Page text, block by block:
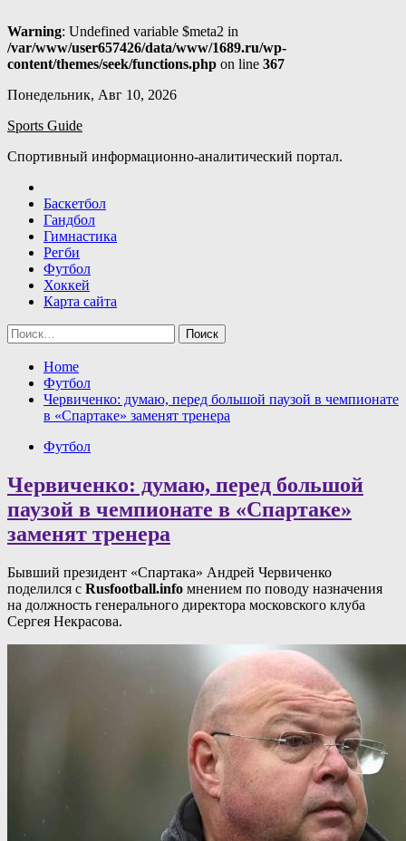
Warning: Undefined variable $meta2 in
/var/www/user657426/data/www/1689.ru/wp-
content/themes/seek/functions.php on line 367
Skip
content
Понедельник, Авг 10, 2026
Sports Guide
Спортивный информационно-аналитический портал.
Баскетбол
Гандбол
Гимнастика
Регби
Футбол
Хоккей
Карта сайта
Найти:
Home
Футбол
Червиченко: думаю, перед большой паузой в чемпионате
в «Спартаке» заменят тренера
Футбол
Червиченко: думаю, перед большой
паузой в чемпионате в «Спартаке»
заменят тренера
Бывший президент «Спартака» Андрей Червиченко
поделился с Rusfootball.info мнением по поводу назначения
на должность генерального директора московского клуба
Сергея Некрасова.